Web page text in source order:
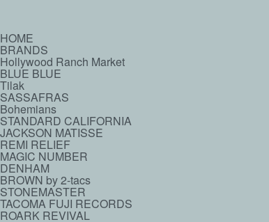
HOME
BRANDS
Hollywood Ranch Market
BLUE BLUE
Tilak
SASSAFRAS
Bohemians
STANDARD CALIFORNIA
JACKSON MATISSE
REMI RELIEF
MAGIC NUMBER
DENHAM
BROWN by 2-tacs
STONEMASTER
TACOMA FUJI RECORDS
ROARK REVIVAL